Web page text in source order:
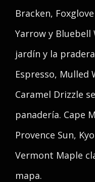
Bracken,
Yarrow y Bluebell
jardín y la
Espresso, Mulled
Caramel Drizzle
panadería. Cape
Provence Sun,
Vermont Maple
mapa.